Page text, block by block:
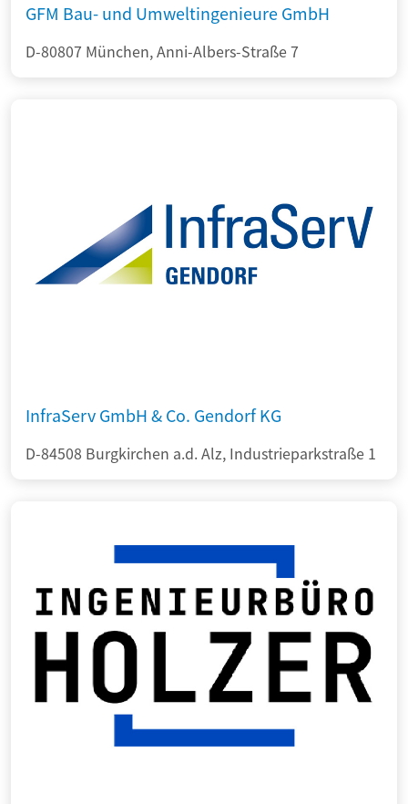
GFM Bau- und Umweltingenieure GmbH
D-80807 München, Anni-Albers-Straße 7
InfraServ GmbH & Co. Gendorf KG
D-84508 Burgkirchen a.d. Alz, Industrieparkstraße 1